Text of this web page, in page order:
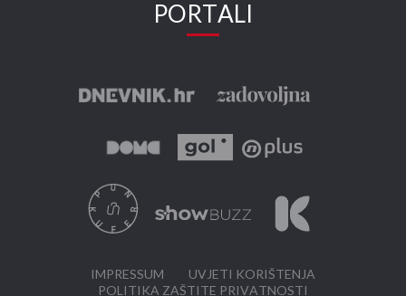
PORTALI
IMPRESSUM
UVJETI KORIŠTENJA
POLITIKA ZAŠTITE PRIVATNOSTI